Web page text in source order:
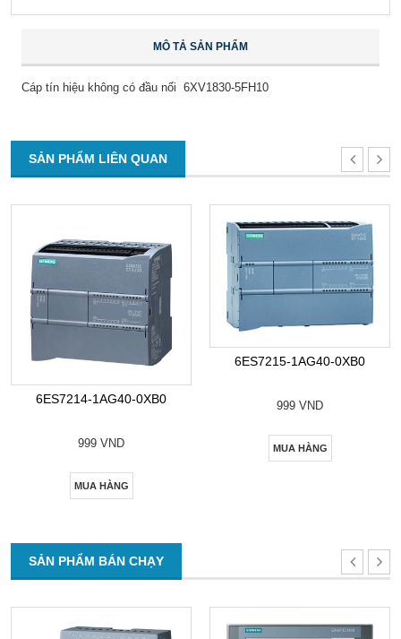
MÔ TẢ SẢN PHẨM
Cáp tín hiệu không có đầu nối 6XV1830-5FH10
SẢN PHẨM LIÊN QUAN
6ES7214-1AG40-0XB0
999 VND
MUA HÀNG
6ES7215-1AG40-0XB0
999 VND
MUA HÀNG
SẢN PHẨM BÁN CHẠY